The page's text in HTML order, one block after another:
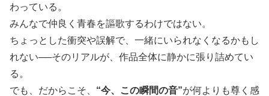
わっている。
みんなで仲良く青春を謳歌するわけではない。
ちょっとした衝突や誤解で、一緒にいられなくなるかもし
れない──そのリアルが、作品全体に静かに張り詰めてい
る。
でも、だからこそ、 “今、この瞬間の音”が何よりも尊く感